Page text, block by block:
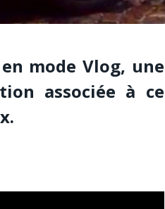
mode Vlog, une
associée à ce